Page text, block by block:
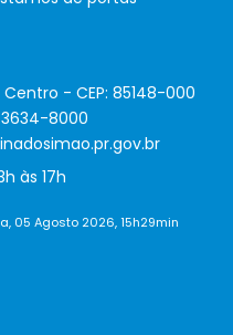
- CEP: 85148-000
8000
às 17h
05 Agosto 2026, 15h29min